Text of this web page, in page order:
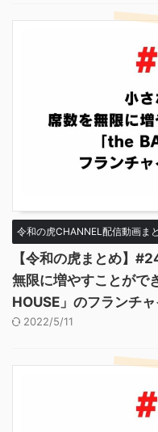
令和の虎CHANNEL配信動画ま
【令和の虎まとめ】
無限に増やすことがで
HOUSE」のフランチ
2022/5/11